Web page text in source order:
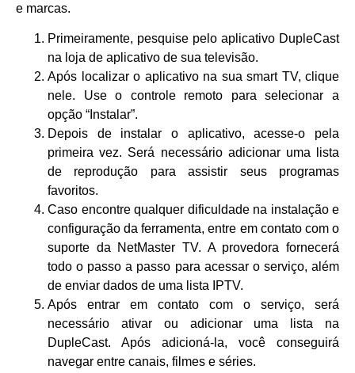
e marcas.
Primeiramente, pesquise pelo aplicativo DupleCast
na loja de aplicativo de sua televisão.
Após localizar o aplicativo na sua smart TV, clique
nele. Use o controle remoto para selecionar a
opção “Instalar”.
Depois de instalar o aplicativo, acesse-o pela
primeira vez. Será necessário adicionar uma lista
de reprodução para assistir seus programas
favoritos.
Caso encontre qualquer dificuldade na instalação e
configuração da ferramenta, entre em contato com o
suporte da NetMaster TV. A provedora fornecerá
todo o passo a passo para acessar o serviço, além
de enviar dados de uma lista IPTV.
Após entrar em contato com o serviço, será
necessário ativar ou adicionar uma lista na
DupleCast. Após adicioná-la, você conseguirá
navegar entre canais, filmes e séries.